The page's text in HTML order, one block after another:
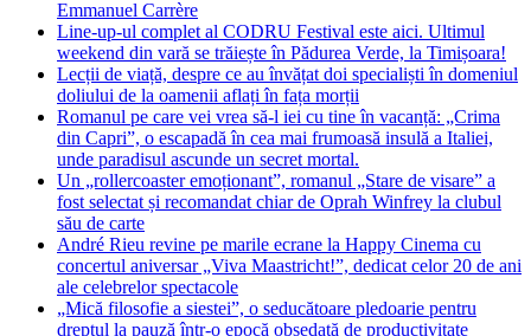
Emmanuel Carrère
Line-up-ul complet al CODRU Festival este aici. Ultimul
weekend din vară se trăiește în Pădurea Verde, la Timișoara!
Lecții de viață, despre ce au învățat doi specialiști în domeniul
doliului de la oamenii aflați în fața morții
Romanul pe care vei vrea să-l iei cu tine în vacanță: „Crima
din Capri”, o escapadă în cea mai frumoasă insulă a Italiei,
unde paradisul ascunde un secret mortal.
Un „rollercoaster emoționant”, romanul „Stare de visare” a
fost selectat și recomandat chiar de Oprah Winfrey la clubul
său de carte
André Rieu revine pe marile ecrane la Happy Cinema cu
concertul aniversar „Viva Maastricht!”, dedicat celor 20 de ani
ale celebrelor spectacole
„Mică filosofie a siestei”, o seducătoare pledoarie pentru
dreptul la pauză într-o epocă obsedată de productivitate